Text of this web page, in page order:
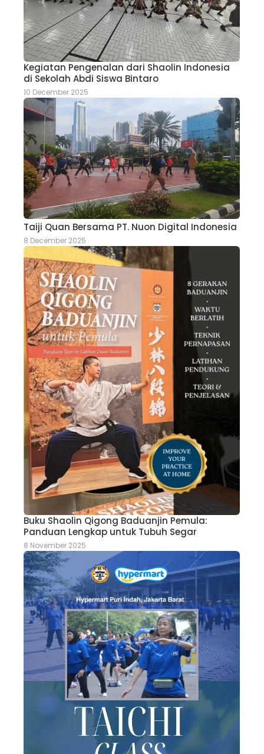
Kegiatan Pengenalan dari Shaolin Indonesia
di Sekolah Abdi Siswa Bintaro
10 December 2025
Taiji Quan Bersama PT. Nuon Digital Indonesia
8 December 2025
Buku Shaolin Qigong Baduanjin Pemula:
Panduan Lengkap untuk Tubuh Segar
8 November 2025